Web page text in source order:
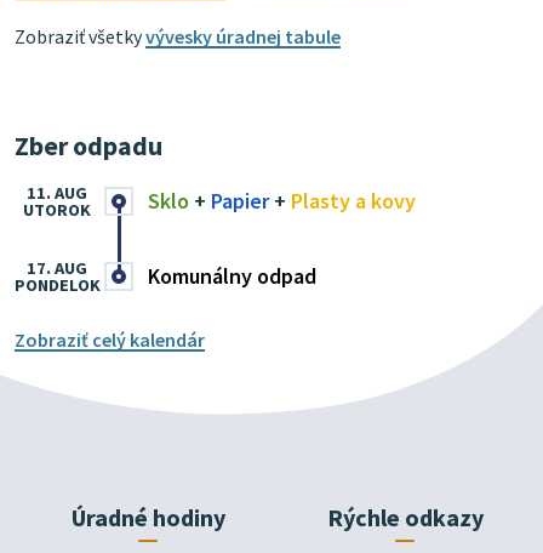
Zobraziť všetkyvývesky úradnej tabule
Zber odpadu
Sklo + Papier+ Plasty a kovy
11. AUG
UTOROK
Komunálny odpad
17. AUG
PONDELOK
Zobraziť celý kalendár
Úradné hodiny Rýchle odkazy